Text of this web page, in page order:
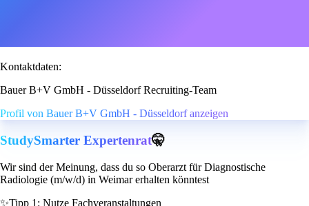
Kontaktdaten:
Bauer B+V GmbH - Düsseldorf Recruiting-Team
Profil von Bauer B+V GmbH - Düsseldorf anzeigen
StudySmarter Expertenrat🤫
Wir sind der Meinung, dass du so Oberarzt für Diagnostische
Radiologie (m/w/d) in Weimar erhalten könntest
✨Tipp 1: Nutze Fachveranstaltungen